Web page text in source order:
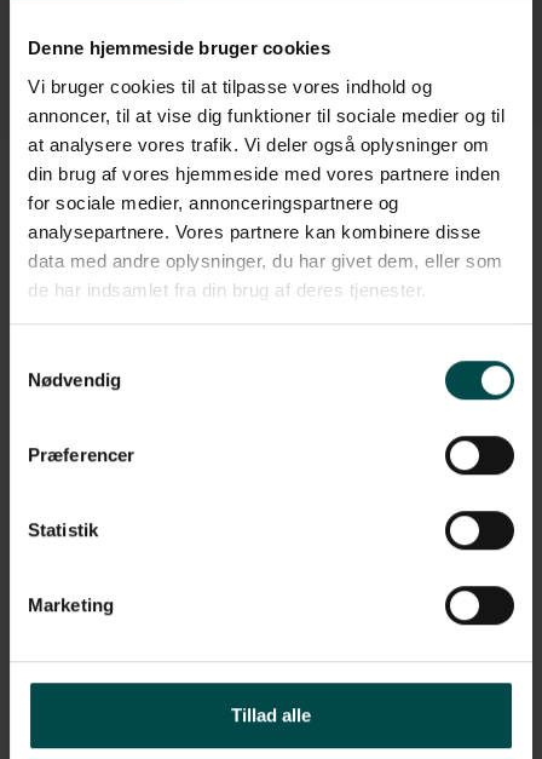
Denne hjemmeside bruger cookies
Vi bruger cookies til at tilpasse vores indhold og
annoncer, til at vise dig funktioner til sociale medier og til
at analysere vores trafik. Vi deler også oplysninger om
din brug af vores hjemmeside med vores partnere inden
for sociale medier, annonceringspartnere og
analysepartnere. Vores partnere kan kombinere disse
data med andre oplysninger, du har givet dem, eller som
de har indsamlet fra din brug af deres tjenester.
Nødvendig
Præferencer
Statistik
Marketing
Tillad alle
Dag til dag-levering
Løsningsorienteret
Beskrivelse
Denne type bonrulle har mange formål. Rullen er genial til
udskrivelse af garantibevis eller gavebevis, og er perfekt til de
Derudover er bonrullen produceret BPA-fri, så du kan være helt
sikker på, at du skåner dine kunder og medarbejdere for
Mål: Bredde 80 mm x diameter 46 mm
Gram: 48 g
Meter: 25 m
Antal: 50 ruller pr. kasse